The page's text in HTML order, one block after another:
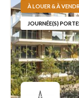
À LOUER & À
JOURNÉE(S)